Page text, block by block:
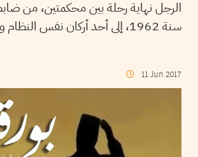
الرجل نهاية رحلة بين محكمتين، من
سنة 1962، إلى أحد أركان نفس النظام وأقربهم إلى رأسه.
11 Jun 2017